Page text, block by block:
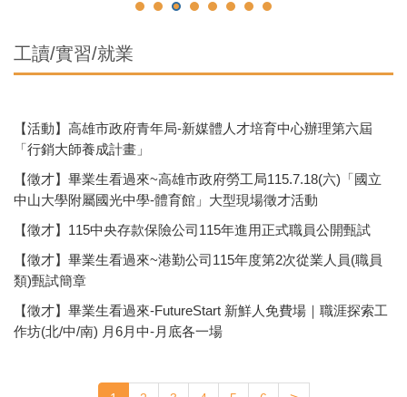
工讀/實習/就業
【活動】高雄市政府青年局-新媒體人才培育中心辦理第六屆
「行銷大師養成計畫」
【徵才】畢業生看過來~高雄市政府勞工局115.7.18(六)「國立
中山大學附屬國光中學-體育館」大型現場徵才活動
【徵才】115中央存款保險公司115年進用正式職員公開甄試
【徵才】畢業生看過來~港勤公司115年度第2次從業人員(職員
類)甄試簡章
【徵才】畢業生看過來-FutureStart 新鮮人免費場｜職涯探索工
作坊(北/中/南) 月6月中-月底各一場